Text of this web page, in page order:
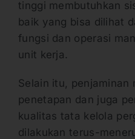
tinggi membutuhkan
baik yang bisa dilihat
fungsi dan operasi
unit kerja.
Selain itu, penjaminan
penetapan dan juga
kualitas tata kelola
dilakukan terus-